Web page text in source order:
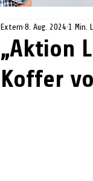
„Aktion
Koffer
Extern 8. Aug. 2024 1 Min.